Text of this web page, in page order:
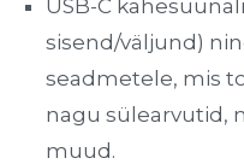
USB-C
sisend/väljund)
seadmetele, mis
nagu sülearvutid,
muud.